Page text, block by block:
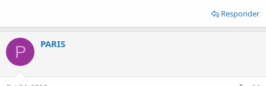
Responder
P PARIS